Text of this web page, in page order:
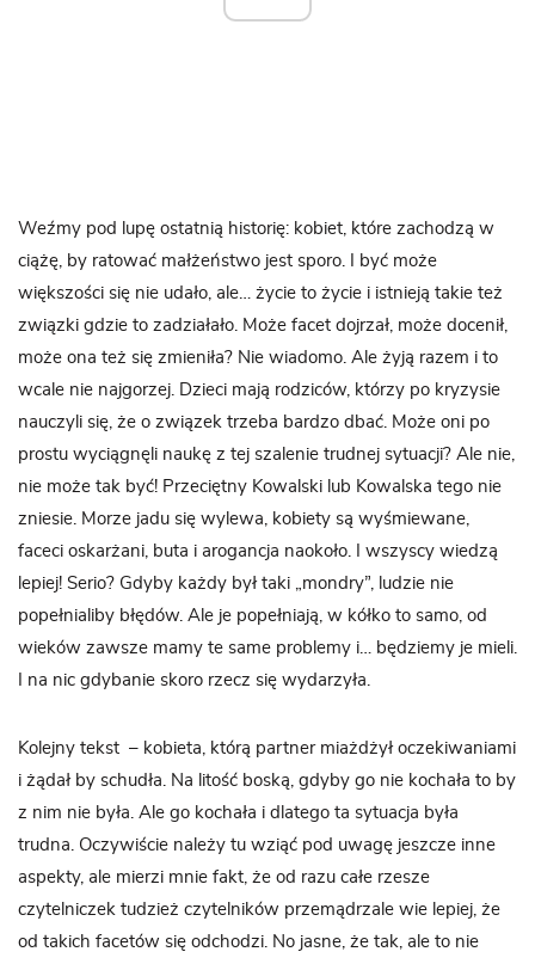
Weźmy pod lupę ostatnią historię: kobiet, które zachodzą w
ciążę, by ratować małżeństwo jest sporo. I być może
większości się nie udało, ale… życie to życie i istnieją takie też
związki gdzie to zadziałało. Może facet dojrzał, może docenił,
może ona też się zmieniła? Nie wiadomo. Ale żyją razem i to
wcale nie najgorzej. Dzieci mają rodziców, którzy po kryzysie
nauczyli się, że o związek trzeba bardzo dbać. Może oni po
prostu wyciągnęli naukę z tej szalenie trudnej sytuacji? Ale nie,
nie może tak być! Przeciętny Kowalski lub Kowalska tego nie
zniesie. Morze jadu się wylewa, kobiety są wyśmiewane,
faceci oskarżani, buta i arogancja naokoło. I wszyscy wiedzą
lepiej! Serio? Gdyby każdy był taki „mondry”, ludzie nie
popełnialiby błędów. Ale je popełniają, w kółko to samo, od
wieków zawsze mamy te same problemy i… będziemy je mieli.
I na nic gdybanie skoro rzecz się wydarzyła.
Kolejny tekst – kobieta, którą partner miażdżył oczekiwaniami
i żądał by schudła. Na litość boską, gdyby go nie kochała to by
z nim nie była. Ale go kochała i dlatego ta sytuacja była
trudna. Oczywiście należy tu wziąć pod uwagę jeszcze inne
aspekty, ale mierzi mnie fakt, że od razu całe rzesze
czytelniczek tudzież czytelników przemądrzale wie lepiej, że
od takich facetów się odchodzi. No jasne, że tak, ale to nie